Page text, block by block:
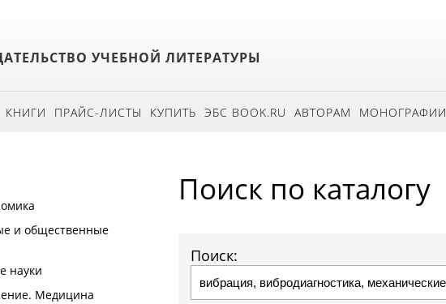
УЧЕБНОЙ ЛИТЕРАТУРЫ
КНИГИ ПРАЙС-ЛИСТЫ КУПИТЬ ЭБС BOOK.RU АВТОРАМ МОНОГРАФИИ
и общественные
науки
Медицина
Поиск по каталогу
Поиск: